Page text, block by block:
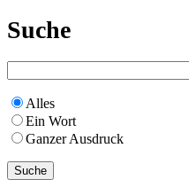
Suche
Alles
Ein Wort
Ganzer Ausdruck